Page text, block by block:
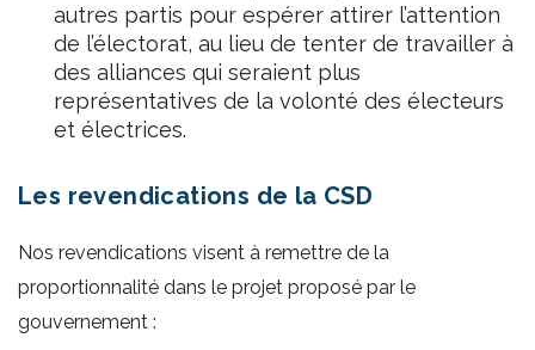
autres partis pour espérer attirer l’attention
de l’électorat, au lieu de tenter de travailler à
des alliances qui seraient plus
représentatives de la volonté des électeurs
et électrices.
Les revendications de la CSD
Nos revendications visent à remettre de la
proportionnalité dans le projet proposé par le
gouvernement :